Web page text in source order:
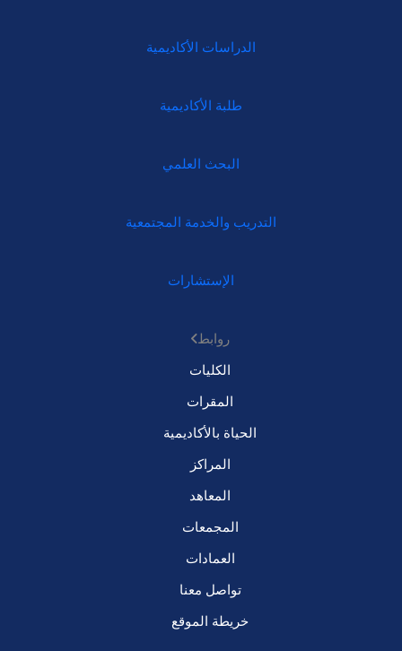
الدراسات الأكاديمية
طلبة الأكاديمية
البحث العلمي
التدريب والخدمة المجتمعية
الإستشارات
روابط
الكليات
المقرات
الحياة بالأكاديمية
المراكز
المعاهد
المجمعات
العمادات
تواصل معنا
خريطة الموقع